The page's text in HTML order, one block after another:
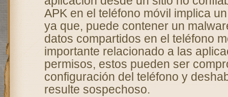
APK en el teléfono móvil implica
ya que, puede contener un
datos compartidos en el teléfono
importante relacionado a las
permisos, estos pueden ser
configuración del teléfono y
resulte sospechoso.